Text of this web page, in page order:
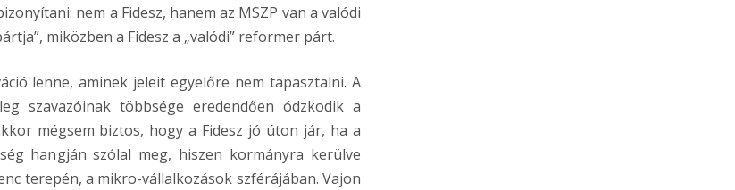
nem a Fidesz, hanem az MSZP van a valódi
miközben a Fidesz a „valódi” reformer párt.
lenne, aminek jeleit egyelőre nem tapasztalni. A
szavazóinak többsége eredendően ódzkodik a
mégsem biztos, hogy a Fidesz jó úton jár, ha a
hangján szólal meg, hiszen kormányra kerülve
terepén, a mikro-vállalkozások szférájában. Vajon